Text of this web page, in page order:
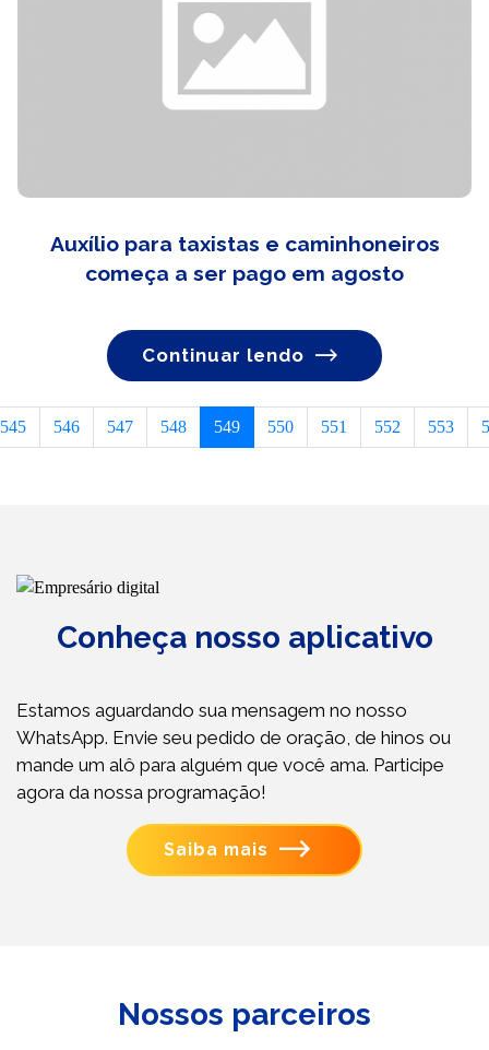
Auxílio para taxistas e caminhoneiros
começa a ser pago em agosto
Continuar lendo
545 546 547 548 549 550 551 552 553
Conheça nosso aplicativo
Estamos aguardando sua mensagem no nosso
WhatsApp. Envie seu pedido de oração, de hinos ou
mande um alô para alguém que você ama. Participe
agora da nossa programação!
Saiba mais
Nossos parceiros